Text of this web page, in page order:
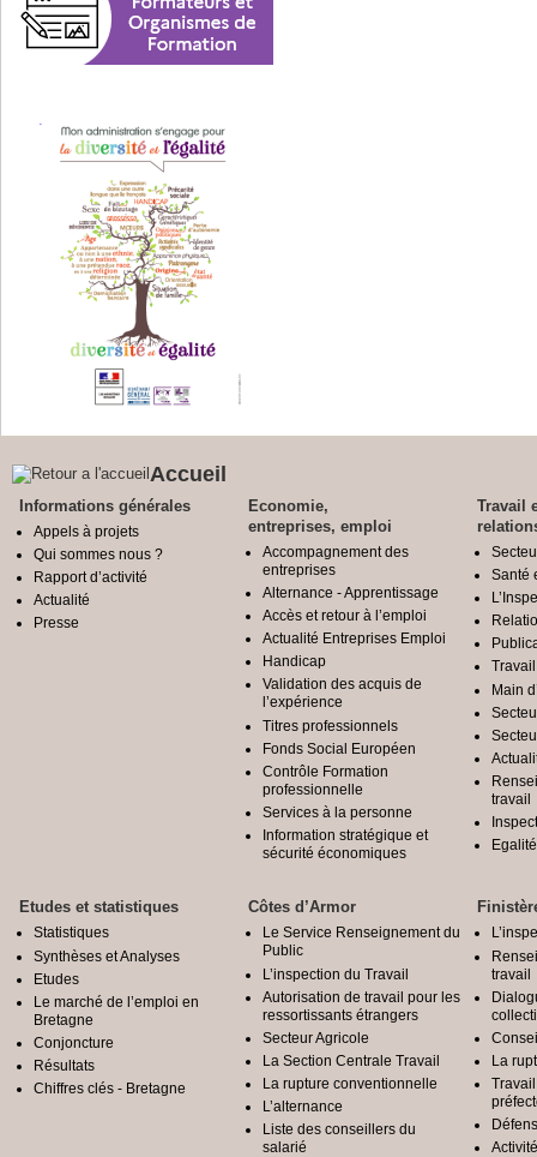
Accueil
Informations générales
Appels à projets
Qui sommes nous ?
Rapport d’activité
Actualité
Presse
Economie,
entreprises, emploi
Accompagnement des
entreprises
Alternance - Apprentissage
Accès et retour à l’emploi
Actualité Entreprises Emploi
Handicap
Validation des acquis de
l’expérience
Titres professionnels
Fonds Social Européen
Contrôle Formation
professionnelle
Services à la personne
Information stratégique et
sécurité économiques
Travail
Santé
Main
travail
Etudes et statistiques
Statistiques
Synthèses et Analyses
Etudes
Le marché de l’emploi en
Bretagne
Conjoncture
Résultats
Chiffres clés - Bretagne
Côtes d’Armor
Le Service Renseignement du
Public
L’inspection du Travail
Autorisation de travail pour les
ressortissants étrangers
Secteur Agricole
La Section Centrale Travail
La rupture conventionnelle
L’alternance
Liste des conseillers du
salarié
travail
La